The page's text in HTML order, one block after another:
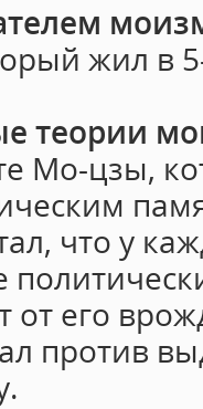
жил в
теории
Мо-цзы,
что у
от его
против